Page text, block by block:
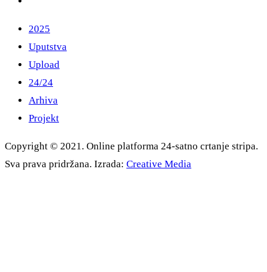
2025
Uputstva
Upload
24/24
Arhiva
Projekt
Copyright © 2021. Online platforma 24-satno crtanje stripa.
Sva prava pridržana. Izrada: Creative Media